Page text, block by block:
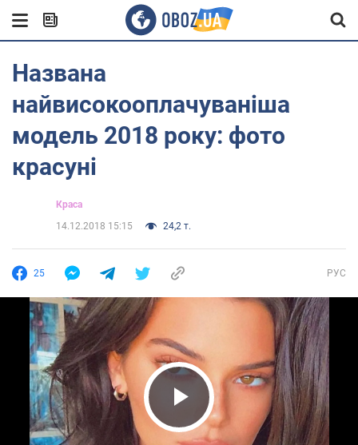
Названа
найвисокооплачуваніша
модель 2018 року: фото
красуні
Краса
14.12.2018 15:15
24,2 т.
25 РУС
Play Video